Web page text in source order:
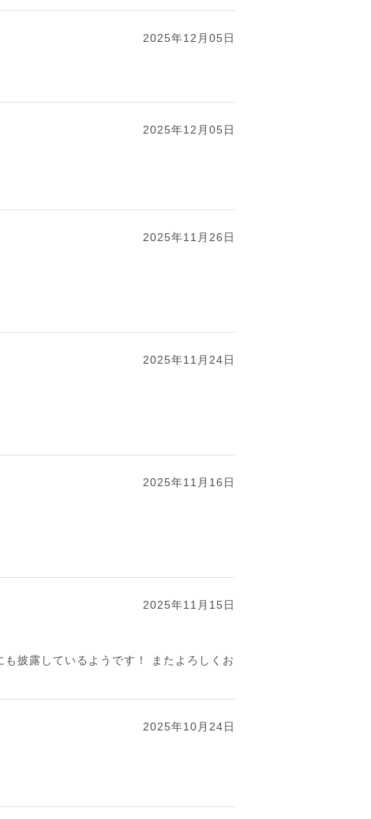
2025年12月05日
2025年12月05日
2025年11月26日
2025年11月24日
2025年11月16日
2025年11月15日
披露しているようです！ またよろしくお
2025年10月24日